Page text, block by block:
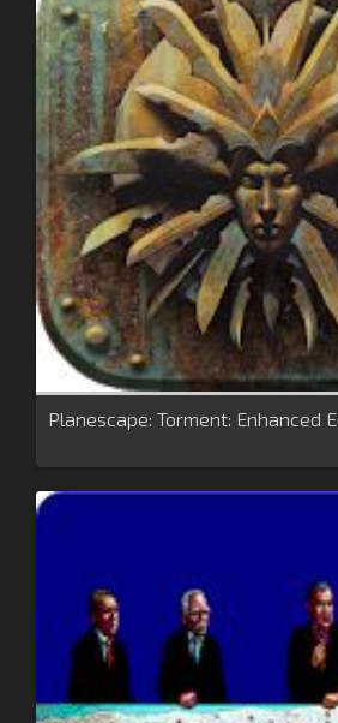
Planescape: Torment: Enhanced